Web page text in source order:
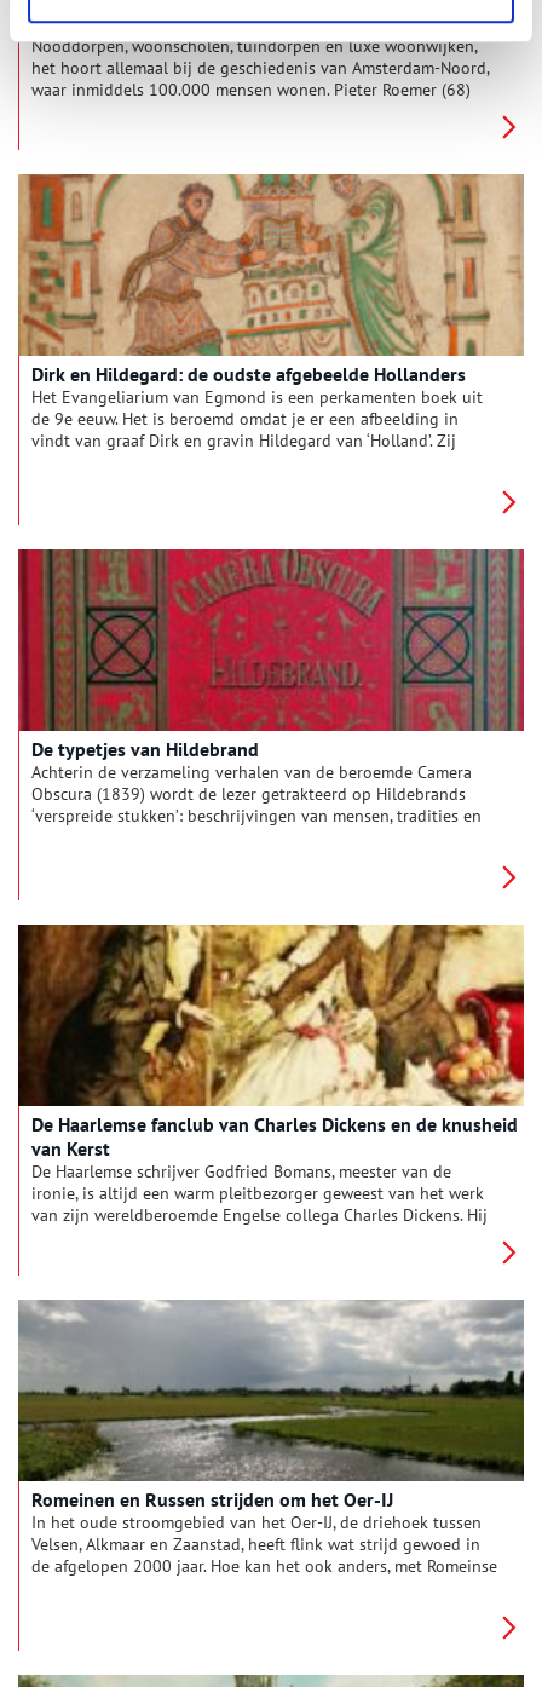
aan het IJ
Nooddorpen, woonscholen, tuindorpen en luxe woonwijken,
het hoort allemaal bij de geschiedenis van Amsterdam-Noord,
waar inmiddels 100.000 mensen wonen. Pieter Roemer (68)
Dirk en Hildegard: de oudste afgebeelde Hollanders
Het Evangeliarium van Egmond is een perkamenten boek uit
de 9e eeuw. Het is beroemd omdat je er een afbeelding in
vindt van graaf Dirk en gravin Hildegard van ‘Holland’. Zij
De typetjes van Hildebrand
Achterin de verzameling verhalen van de beroemde Camera
Obscura (1839) wordt de lezer getrakteerd op Hildebrands
‘verspreide stukken’: beschrijvingen van mensen, tradities en
De Haarlemse fanclub van Charles Dickens en de knusheid
van Kerst
De Haarlemse schrijver Godfried Bomans, meester van de
ironie, is altijd een warm pleitbezorger geweest van het werk
van zijn wereldberoemde Engelse collega Charles Dickens. Hij
Fellowship.
Romeinen en Russen strijden om het Oer-IJ
In het oude stroomgebied van het Oer-IJ, de driehoek tussen
Velsen, Alkmaar en Zaanstad, heeft flink wat strijd gewoed in
de afgelopen 2000 jaar. Hoe kan het ook anders, met Romeinse
het Oer-IJ landschap’.